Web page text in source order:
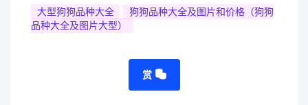
大型狗狗品种大全
狗狗品种大全及图片和价格（狗狗
品种大全及图片大型）
赏